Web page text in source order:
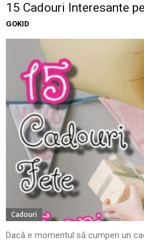
15 Cadouri Interesante
GOKID
Cadouri
Dacă e momentul să cumperi un